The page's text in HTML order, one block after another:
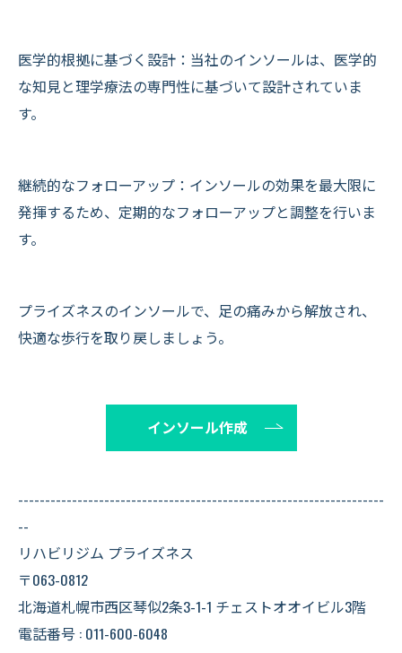
医学的根拠に基づく設計：当社のインソールは、医学的
な知見と理学療法の専門性に基づいて設計されていま
す。
継続的なフォローアップ：インソールの効果を最大限に
発揮するため、定期的なフォローアップと調整を行いま
す。
プライズネスのインソールで、足の痛みから解放され、
快適な歩行を取り戻しましょう。
インソール作成
--------------------------------------------------------------------
--
リハビリジム プライズネス
〒063-0812
北海道札幌市西区琴似2条3-1-1 チェストオオイビル3階
電話番号 : 011-600-6048